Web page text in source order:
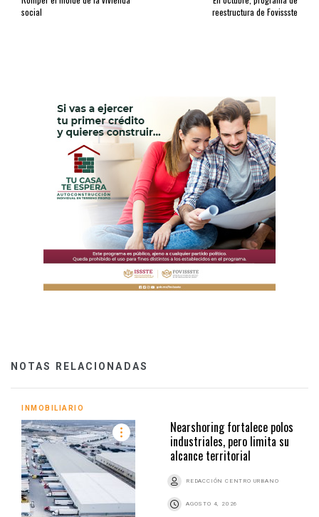
social
reestructura de Fovissste
NOTAS RELACIONADAS
INMOBILIARIO
Nearshoring fortalece polos
industriales, pero limita su
alcance territorial
REDACCIÓN CENTRO URBANO
AGOSTO 4, 2026